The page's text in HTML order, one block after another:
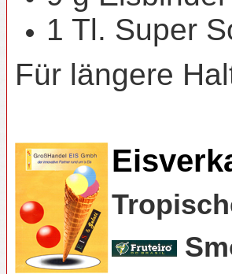
1 Tl. Super
Für längere